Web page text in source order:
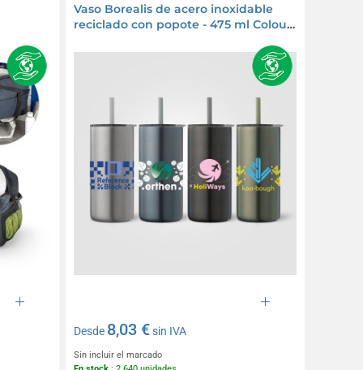
Vaso Borealis de acero inoxidable
reciclado con popote - 475 ml Colour
Desde 8,03 €sin IVA
Sin incluir el marcado